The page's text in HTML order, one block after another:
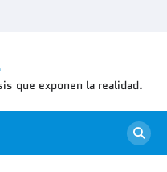
que exponen la realidad.